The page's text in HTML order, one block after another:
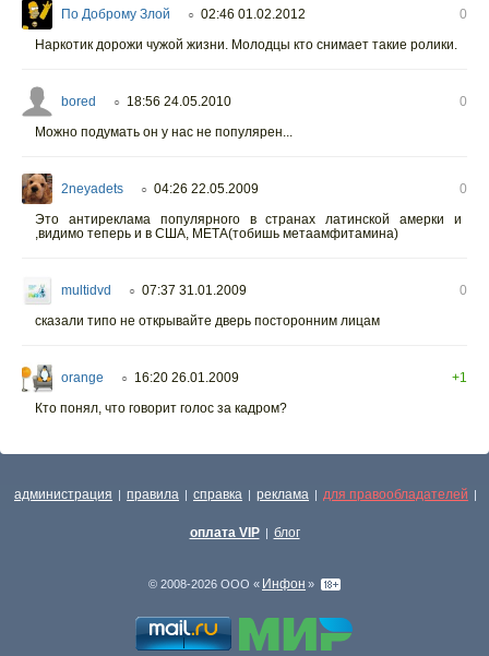
По Доброму Злой ○ 02:46 01.02.2012
0
Наркотик дорожи чужой жизни. Молодцы кто снимает такие ролики.
bored ○ 18:56 24.05.2010
0
Можно подумать он у нас не популярен...
2neyadets ○ 04:26 22.05.2009
0
Это антиреклама популярного в странах латинской амерки и
,видимо теперь и в США, МЕТА(тобишь метаамфитамина)
multidvd ○ 07:37 31.01.2009
0
сказали типо не открывайте дверь посторонним лицам
orange ○ 16:20 26.01.2009
+1
Кто понял, что говорит голос за кадром?
администрация | правила | справка | реклама | для правообладателей |
оплата VIP | блог
© 2008-2026 ООО « Инфон »